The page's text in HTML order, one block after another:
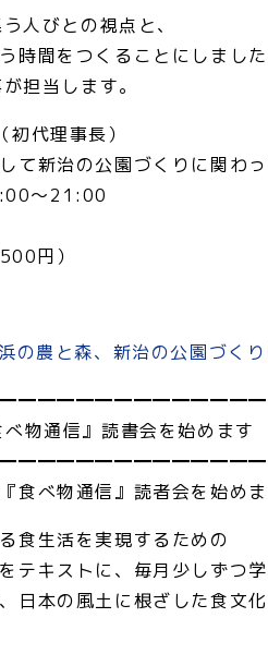
人びとの視点と、
時間をつくることにしました
担当します。
代理事長）
て新治の公園づくりに関わ
～21:00
円）
の農と森、新治の公園づくり
物通信』読書会を始めます
食べ物通信』読者会を始めま
食生活を実現するための
テキストに、毎月少しずつ
日本の風土に根ざした食文化